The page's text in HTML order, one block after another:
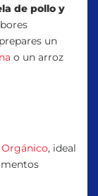
de pollo y
un
o un arroz
, ideal